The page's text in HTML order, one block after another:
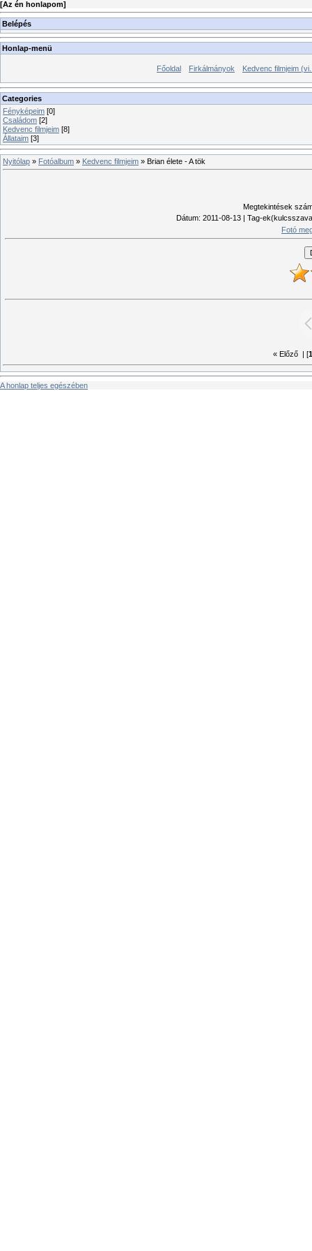
[Az én honlapom]
Belépés
Honlap-menü
Főoldal Firkálmányok Kedvenc filmjeim
Categories
Fényképeim [0]
Családom [2]
Kedvenc filmjeim [8]
Állataim [3]
Nyitólap » Fotóalbum » Kedvenc filmjeim » Brian élete - A tök
Megtekintések
Dátum: 2011-08-13 | Tag-
Fotó
« Előző | [1
A honlap teljes egészében